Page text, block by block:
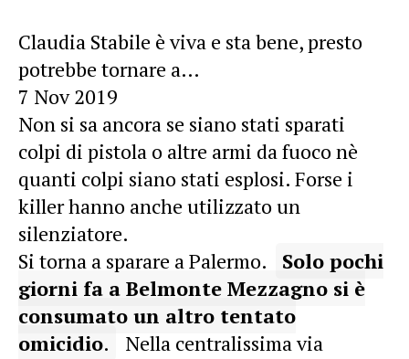
Claudia Stabile è viva e sta bene, presto
potrebbe tornare a…
7 Nov 2019
Non si sa ancora se siano stati sparati
colpi di pistola o altre armi da fuoco nè
quanti colpi siano stati esplosi. Forse i
killer hanno anche utilizzato un
silenziatore.
Si torna a sparare a Palermo.
Solo pochi
giorni fa a Belmonte Mezzagno si è
consumato un altro tentato
omicidio.
Nella centralissima via